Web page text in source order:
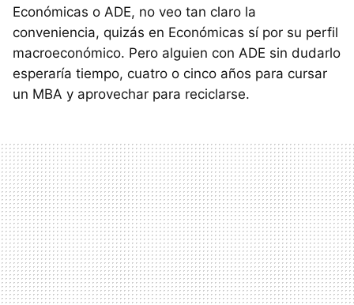
Económicas o ADE, no veo tan claro la
conveniencia, quizás en Económicas sí por su perfil
macroeconómico. Pero alguien con ADE sin dudarlo
esperaría tiempo, cuatro o cinco años para cursar
un MBA y aprovechar para reciclarse.